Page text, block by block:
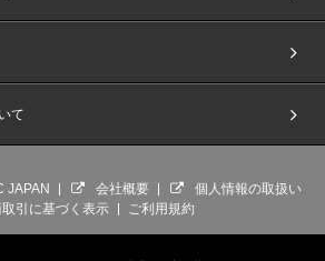
て
JAPAN 会社概要
個人情報の取扱い
引に基づく表示
ご利用規約